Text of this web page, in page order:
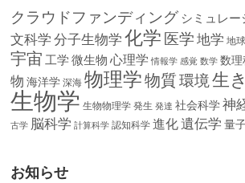
クラウドファンディングシミュレー
文科学分子生物学化学医学地学 地
宇宙 工学 微生物 心理学 情報学 感覚 数学 数
物 海洋学 深海 物理学物質環境生
生物学 生物物理学 発生 発達 社会科学神
古学 脳科学 計算科学 認知科学 進化遺伝学 量
お知らせ